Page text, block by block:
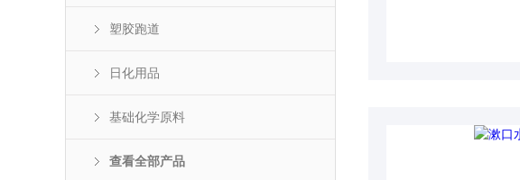
塑胶跑道
日化用品
基础化学原料
查看全部产品